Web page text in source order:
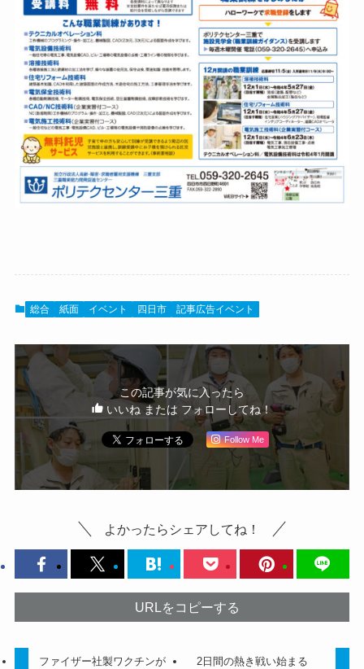
総合 紙面 イベント 四日市 記事広告イベント
この記事が気に入ったら
いいね または フォローしてね！
Follow Me
よかったらシェアしてね！
URLをコピーする
ファイザー社製ワクチンが
2日間の熱き戦い始まる